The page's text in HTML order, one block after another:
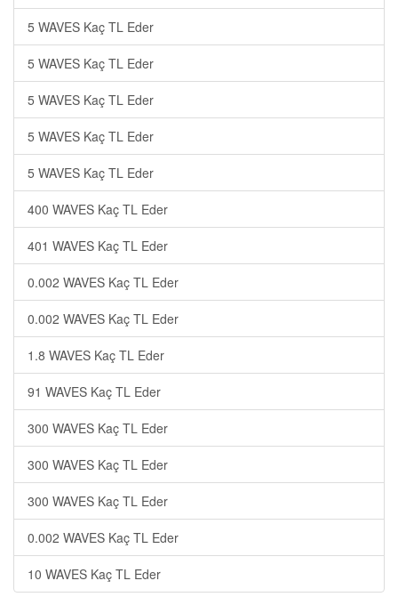
5 WAVES Kaç TL Eder
5 WAVES Kaç TL Eder
5 WAVES Kaç TL Eder
5 WAVES Kaç TL Eder
5 WAVES Kaç TL Eder
400 WAVES Kaç TL Eder
401 WAVES Kaç TL Eder
0.002 WAVES Kaç TL Eder
0.002 WAVES Kaç TL Eder
1.8 WAVES Kaç TL Eder
91 WAVES Kaç TL Eder
300 WAVES Kaç TL Eder
300 WAVES Kaç TL Eder
300 WAVES Kaç TL Eder
0.002 WAVES Kaç TL Eder
10 WAVES Kaç TL Eder